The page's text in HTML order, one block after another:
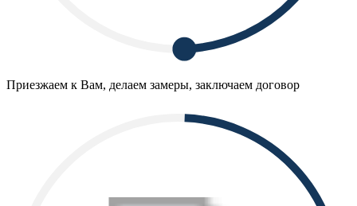
Приезжаем к Вам, делаем замеры, заключаем договор